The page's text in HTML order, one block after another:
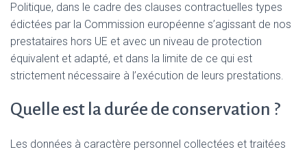
Politique, dans le cadre des clauses contractuelles types
édictées par la Commission européenne s’agissant de nos
prestataires hors UE et avec un niveau de protection
équivalent et adapté, et dans la limite de ce qui est
strictement nécessaire à l’exécution de leurs prestations.
Quelle est la durée de conservation ?
Les données à caractère personnel collectées et traitées